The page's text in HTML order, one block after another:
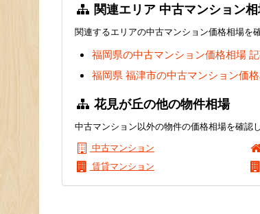
関連エリア 中古マンション
関連するエリアの中古マンション価格相場を
福岡県の中古マンション価格相場
福岡県 福津市の中古マンション価
花見が丘の他の物件相場
中古マンション以外の物件の価格相場を確認
中古マンション
賃貸マンション